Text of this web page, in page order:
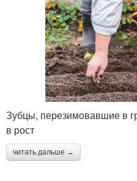
Зубцы, перезимовавшие в
в рост
читать дальше →